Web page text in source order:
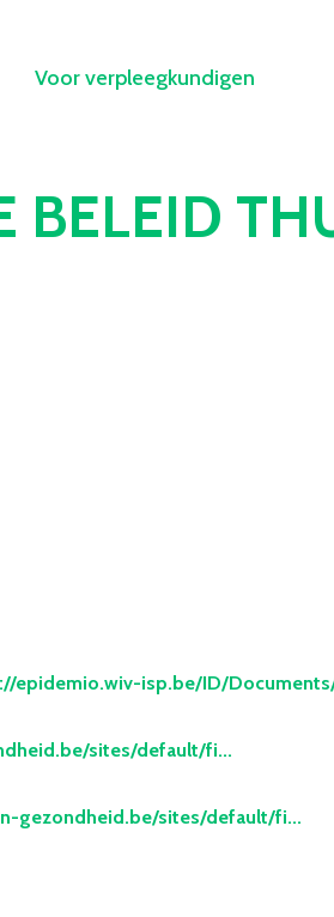
Voor verpleegkundigen
BELEID
epidemio.wiv-isp.be/ID/Documents/
sites/default/fi...
gezondheid.be/sites/default/fi...